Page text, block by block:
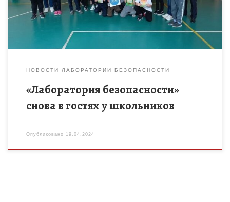
[…]
НОВОСТИ ЛАБОРАТОРИИ БЕЗОПАСНОСТИ
«Лаборатория безопасности»
снова в гостях у школьников
Опубликовано 19.04.2024